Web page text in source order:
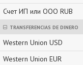
Счет ИП или ООО RUB
TRANSFERENCIAS DE DINERO
Western Union USD
Western Union EUR